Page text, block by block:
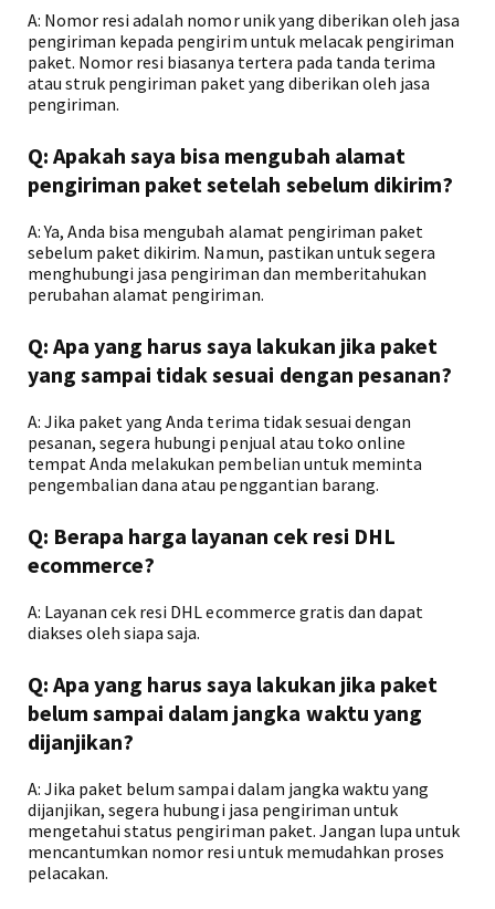
A: Nomor resi adalah nomor unik yang diberikan oleh jasa
pengiriman kepada pengirim untuk melacak pengiriman
paket. Nomor resi biasanya tertera pada tanda terima
atau struk pengiriman paket yang diberikan oleh jasa
pengiriman.
Q: Apakah saya bisa mengubah alamat
pengiriman paket setelah sebelum dikirim?
A: Ya, Anda bisa mengubah alamat pengiriman paket
sebelum paket dikirim. Namun, pastikan untuk segera
menghubungi jasa pengiriman dan memberitahukan
perubahan alamat pengiriman.
Q: Apa yang harus saya lakukan jika paket
yang sampai tidak sesuai dengan pesanan?
A: Jika paket yang Anda terima tidak sesuai dengan
pesanan, segera hubungi penjual atau toko online
tempat Anda melakukan pembelian untuk meminta
pengembalian dana atau penggantian barang.
Q: Berapa harga layanan cek resi DHL
ecommerce?
A: Layanan cek resi DHL ecommerce gratis dan dapat
diakses oleh siapa saja.
Q: Apa yang harus saya lakukan jika paket
belum sampai dalam jangka waktu yang
dijanjikan?
A: Jika paket belum sampai dalam jangka waktu yang
dijanjikan, segera hubungi jasa pengiriman untuk
mengetahui status pengiriman paket. Jangan lupa untuk
mencantumkan nomor resi untuk memudahkan proses
pelacakan.